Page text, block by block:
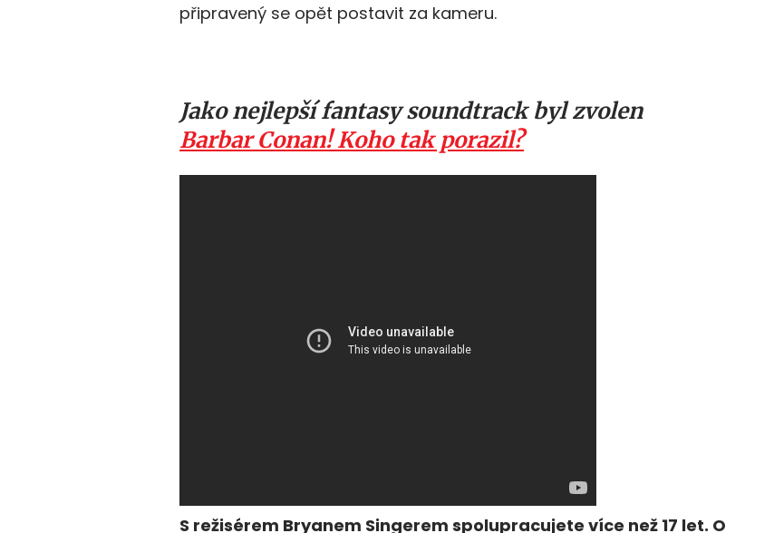
připravený se opět postavit za kameru.
Jako nejlepší fantasy soundtrack byl zvolen
Barbar Conan! Koho tak porazil?
S režisérem Bryanem Singerem spolupracujete více než 17 let. O